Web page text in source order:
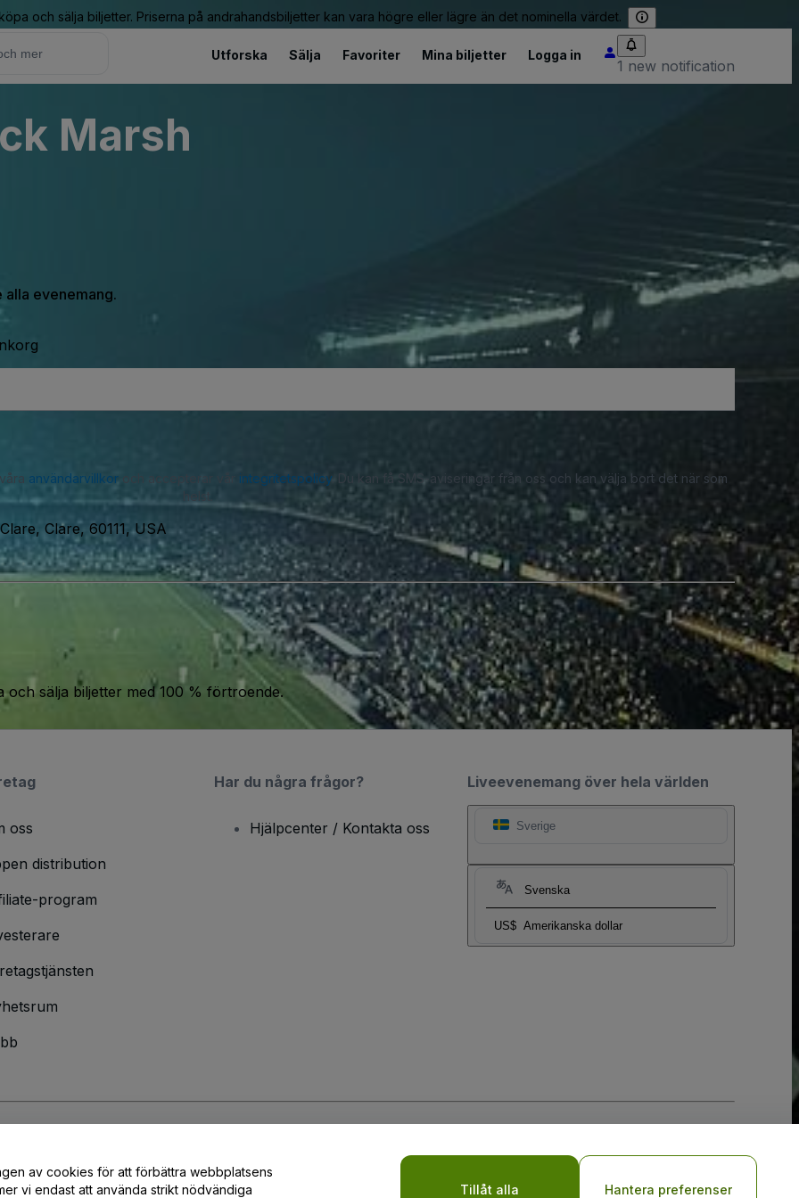
och sälja biljetter. Priserna på andrahandsbiljetter kan vara högre eller lägre än det nominella värdet.
Utforska Sälja Favoriter Mina biljetter Logga in
1 new notification
Marsh
alla evenemang.
användarvillkoroch accepterar vår integritetspolicy. Du kan få SMS-aviseringar från oss och kan välja bort det när som
helst.
Clare, 60111, USA
sälja biljetter med 100 % förtroende.
Liveevenemang över hela världen
Sverige
Svenska
US$ Amerikanska dollar
oss
distribution
program
Har du några frågor?
Hjälpcenter / Kontakta oss
mobilsekretesspolicy
av cookies för att förbättra webbplatsens
vi endast att använda strikt nödvändiga
Tillåt alla Hantera preferenser